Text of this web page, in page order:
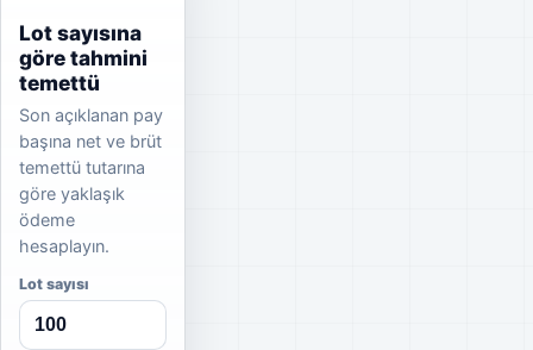
Lot sayısına
göre tahmini
temettü
Son açıklanan pay
başına net ve brüt
temettü tutarına
göre yaklaşık
ödeme
hesaplayın.
Lot sayısı